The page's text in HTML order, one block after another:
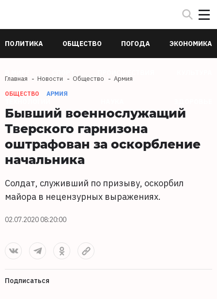
ПОЛИТИКА ОБЩЕСТВО ПОГОДА ЭКОНОМИКА
Главная Новости Общество Армия
ОБЩЕСТВО АРМИЯ
Бывший военнослужащий
Тверского гарнизона
оштрафован за оскорбление
начальника
Солдат, служивший по призыву, оскорбил
майора в нецензурных выражениях.
02.07.2020 08:20:00
Подписаться